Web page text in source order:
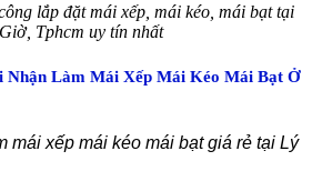
lắp đặt mái xếp, mái kéo, mái bạt tại
Tphcm uy tín nhất
Nhận Làm Mái Xếp Mái Kéo Mái Bạt Ở
mái xếp mái kéo mái bạt giá rẻ tại Lý